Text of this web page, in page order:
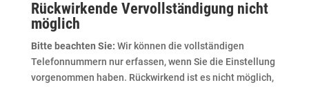
Rückwirkende Vervollständigung nicht
möglich
Bitte beachten Sie: Wir können die vollständigen
Telefonnummern nur erfassen, wenn Sie die Einstellung
vorgenommen haben. Rückwirkend ist es nicht möglich,